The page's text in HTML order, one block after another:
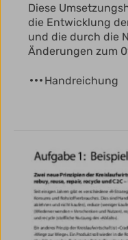
Diese
die Entwicklung
und die durch die
Änderungen zum
Handreichung